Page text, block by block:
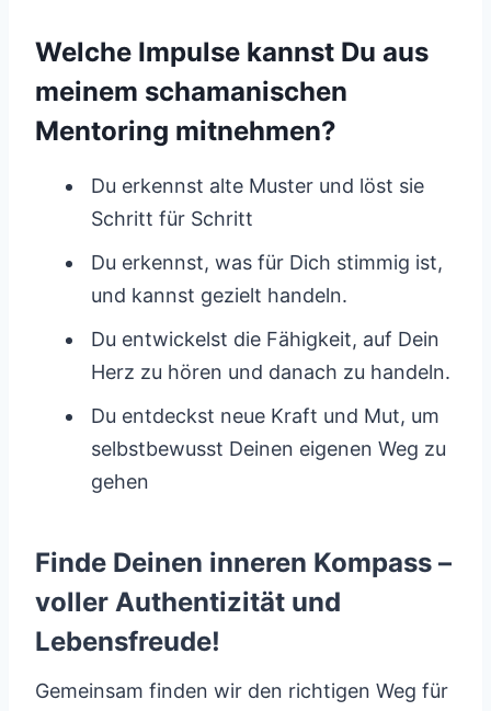
Welche Impulse kannst Du aus
meinem schamanischen
Mentoring mitnehmen?
Du erkennst alte Muster und löst sie
Schritt für Schritt
Du erkennst, was für Dich stimmig ist,
und kannst gezielt handeln.
Du entwickelst die Fähigkeit, auf Dein
Herz zu hören und danach zu handeln.
Du entdeckst neue Kraft und Mut, um
selbstbewusst Deinen eigenen Weg zu
gehen
Finde Deinen inneren Kompass –
voller Authentizität und
Lebensfreude!
Gemeinsam finden wir den richtigen Weg für